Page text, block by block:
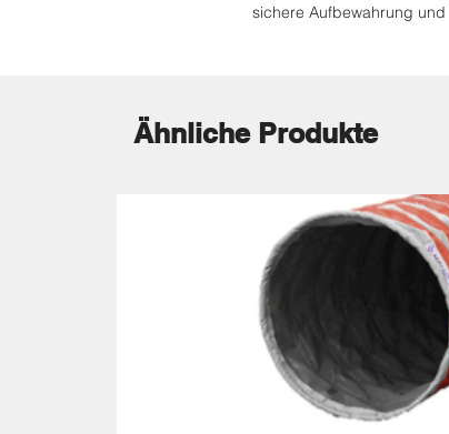
sichere Aufbewahrung
Ähnliche Produkte